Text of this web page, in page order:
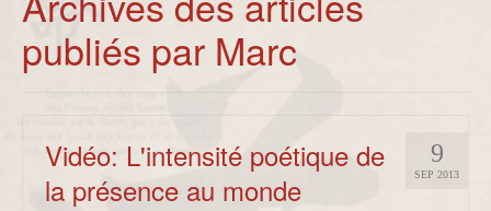
Stages
Ateliers
Docs & vidéos
Contact
publiés par Marc
9
SEP 2013
Vidéo: L'intensité poétique de
la présence au monde